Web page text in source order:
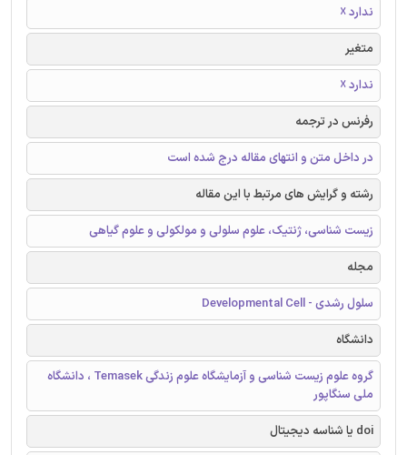
ندارد ☓
متغیر
ندارد ☓
رفرنس در ترجمه
در داخل متن و انتهای مقاله درج شده است
رشته و گرایش های مرتبط با این مقاله
زیست شناسی، ژنتیک، علوم سلولی و مولکولی و علوم گیاهی
مجله
سلول رشدی - Developmental Cell
دانشگاه
گروه علوم زیست شناسی و آزمایشگاه علوم زندگی Temasek ، دانشگاه
ملی سنگاپور
doi یا شناسه دیجیتال